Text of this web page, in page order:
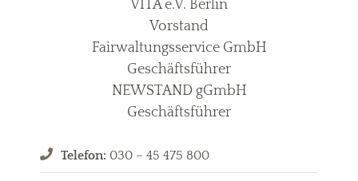
VITA e.V. Berlin
Vorstand
Fairwaltungsservice GmbH
Geschäftsführer
NEWSTAND gGmbH
Geschäftsführer
Telefon: 030 – 45 475 800